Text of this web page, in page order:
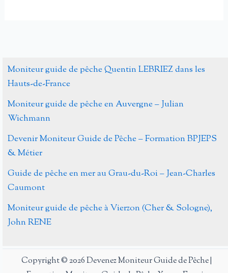
carnassiers
dans
Loire,
Julien
GRASSOT
Moniteur guide de pêche Quentin LEBRIEZ dans les
Hauts-de-France
Moniteur guide de pêche en Auvergne – Julian
Wichmann
Devenir Moniteur Guide de Pêche – Formation BPJEPS
& Métier
Guide de pêche en mer au Grau-du-Roi – Jean-Charles
Caumont
Moniteur guide de pêche à Vierzon (Cher & Sologne),
John RENE
Copyright © 2026 Devenez Moniteur Guide de Pêche |